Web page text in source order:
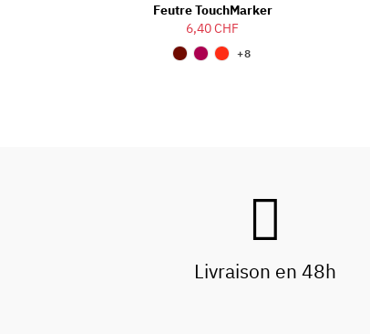
Feutre TouchMarker
6,40 CHF
+8
Livraison en 48h